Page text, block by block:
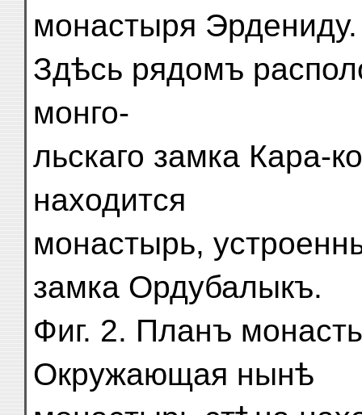
монастыря Эрдениду.
Здѣсь рядомъ
монго-
льскаго замка Кара-
находится
монастырь,
замка Ордубалыкъ.
Фиг. 2. Планъ
Окружающая нынѣ